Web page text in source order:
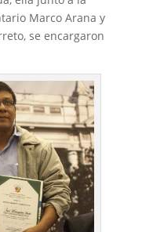
Marco Arana y
se encargaron